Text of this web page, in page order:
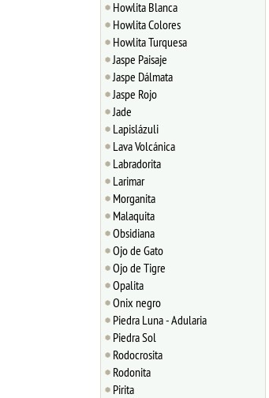
Howlita Blanca
Howlita Colores
Howlita Turquesa
Jaspe Paisaje
Jaspe Dálmata
Jaspe Rojo
Jade
Lapislázuli
Lava Volcánica
Labradorita
Larimar
Morganita
Malaquita
Obsidiana
Ojo de Gato
Ojo de Tigre
Opalita
Onix negro
Piedra Luna - Adularia
Piedra Sol
Rodocrosita
Rodonita
Pirita